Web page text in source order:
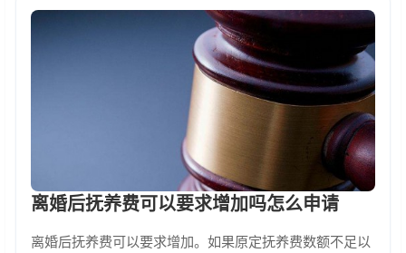
予迁入证明》，再回原户籍地办《户口迁移证》，最后落
离婚后抚养费可以要求增加吗怎么申请
离婚后抚养费可以要求增加。如果原定抚养费数额不足以